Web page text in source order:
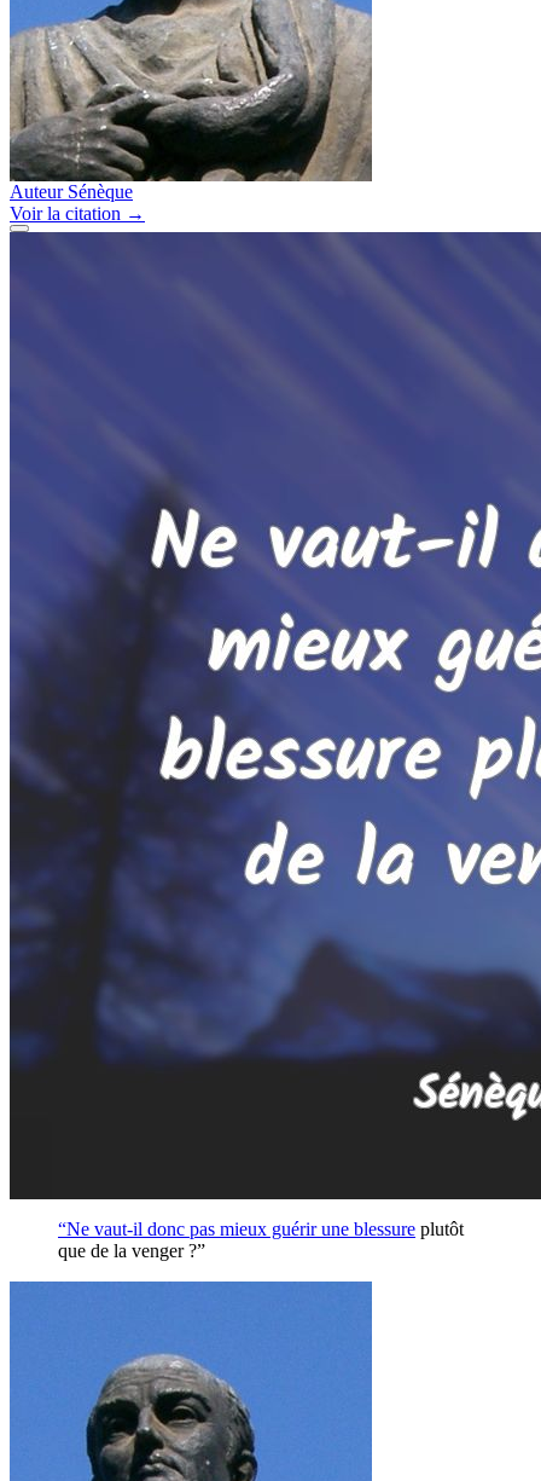
Auteur Sénèque
Voirla citation →
“Ne vaut-il donc pas mieux guérir une blessure plutôt
que de la venger ?”